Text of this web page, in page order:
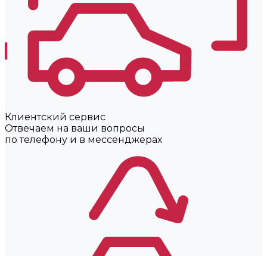
Клиентский сервис
Отвечаем на ваши вопросы
по телефону и в мессенджерах